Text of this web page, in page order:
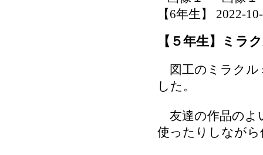
【6年生】 2022-
【５年生】ミラ
図工のミラクル
した。
友達の作品のよ
使ったりしなが